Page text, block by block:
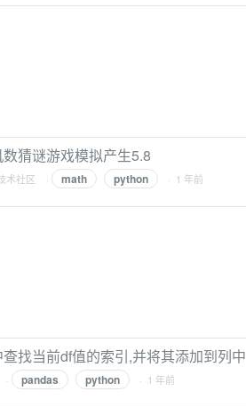
猜谜游戏模拟产生5.8
术社区 · math python · 1 年前
找当前df值的索引,并将其添加到列中
· pandas python · 1 年前